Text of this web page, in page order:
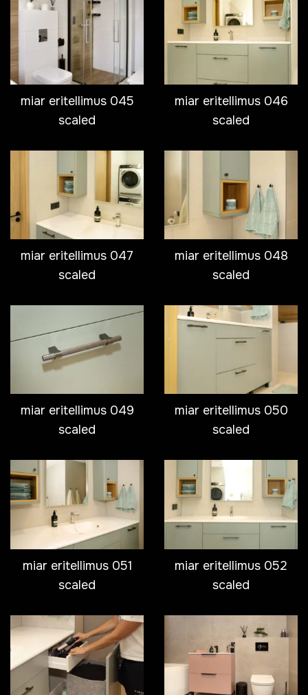
miar eritellimus 045
scaled
miar eritellimus 046
scaled
miar eritellimus 047
scaled
miar eritellimus 048
scaled
miar eritellimus 049
scaled
miar eritellimus 050
scaled
miar eritellimus 051
scaled
miar eritellimus 052
scaled